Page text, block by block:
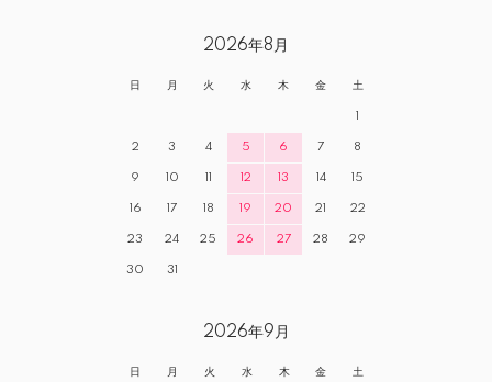
2026年8月
日 月 火 水 木 金 土
1
2 3 4 5 6 7 8
9 10 11 12 13 14 15
16 17 18 19 20 21 22
23 24 25 26 27 28 29
30 31
2026年9月
日 月 火 水 木 金 土